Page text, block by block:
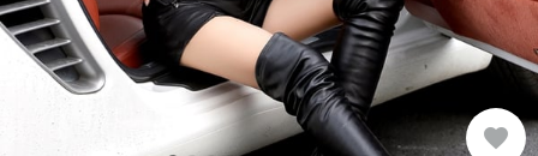
favorite